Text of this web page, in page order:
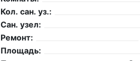
Кол. сан. уз.:
Сан. узел:
Ремонт:
Площадь: